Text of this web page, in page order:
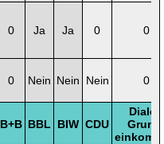
0 Ja Ja 0 0
0 Nein Nein Nein 0
B+B BBL BIW CDU
Dialog